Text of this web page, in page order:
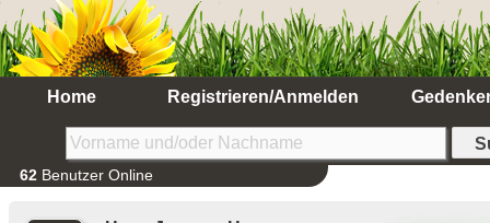
Home Registrieren/Anmelden
62 Benutzer Online